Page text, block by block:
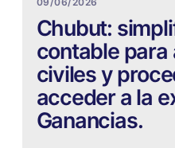
Chubut:
contable
civiles y
acceder a la
Ganancias.